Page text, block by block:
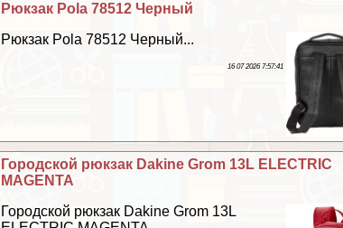
Рюкзак Pola 78512 Черный
Рюкзак Pola 78512 Черный...
16 07 2026 7:57:41
Городской рюкзак Dakine Grom 13L ELECTRIC
MAGENTA
Городской рюкзак Dakine Grom 13L